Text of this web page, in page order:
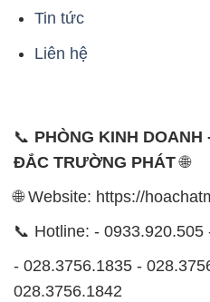
Tin tức
Liên hệ
📞 PHÒNG KINH DOANH
ĐẮC TRƯỜNG PHÁT🌐
🌐 Website: https://
📞 Hotline: -
- 028.3756.1835 -
028.3756.1842